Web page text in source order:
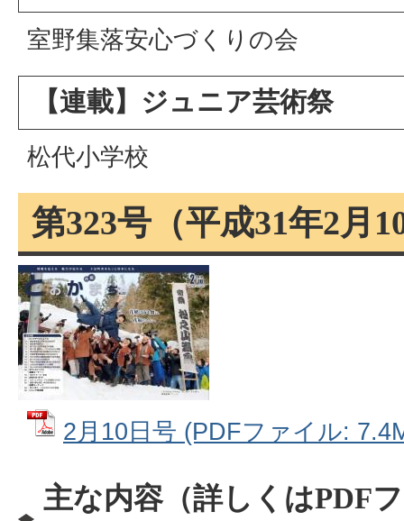
室野集落安心づくりの会
【連載】ジュニア芸術祭
松代小学校
第323号（平成31年2月
2月10日号 (PDFファイル:
主な内容（詳しくはPDF